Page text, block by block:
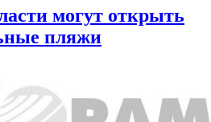
могут открыть
пляжи